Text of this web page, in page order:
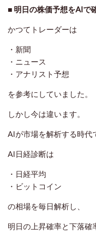
■ 明日の株価予想をAIで
かつてトレーダーは
・新聞
・ニュース
・アナリスト予想
を参考にしていました。
しかし今は違います。
AIが市場を解析する時代
AI日経診断は
・日経平均
・ビットコイン
の相場を毎日解析し、
明日の上昇確率と下落確